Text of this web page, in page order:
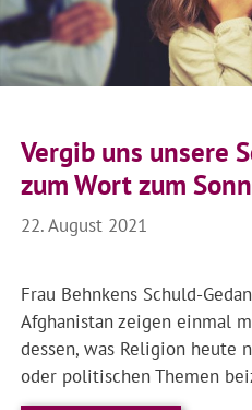
Vergib uns unsere
zum Wort zum
22. August 2021
Frau Behnkens Schuld-
Afghanistan zeigen einmal
dessen, was Religion heute
oder politischen Themen